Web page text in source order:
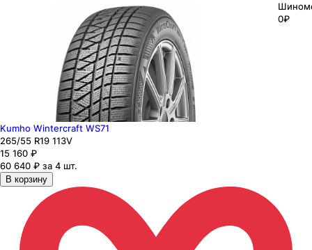
0₽
Kumho Wintercraft WS71
265/55 R19 113V
15 160 ₽
60 640 ₽ за 4 шт.
В корзину